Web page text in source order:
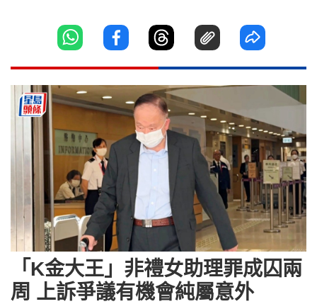
「K金大王」非禮女助理罪成囚兩
周 上訴爭議有機會純屬意外